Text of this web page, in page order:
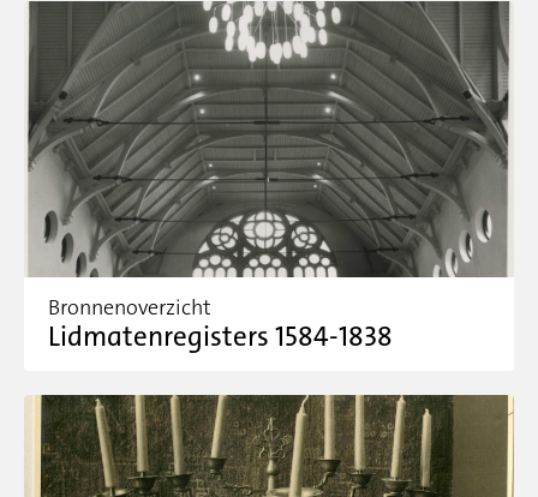
Bronnenoverzicht
Lidmatenregisters 1584-1838